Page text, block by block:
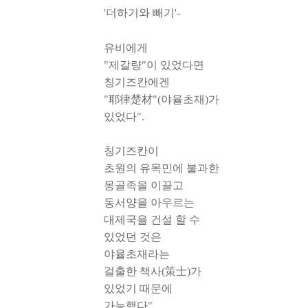
'더하기와 빼기'-
유비에게
"제갈량"이 있었다면
칭기즈칸에겐
"耶律楚材"(야율초재)가
있었다".
칭기즈칸이
초원의 유목민에 불과한
몽골족을 이끌고
동서양을 아우르는
대제국을 건설 할 수
있었던 것은
야율초재라는
걸출한 책사(策士)가
있었기 때문에
가능했다".